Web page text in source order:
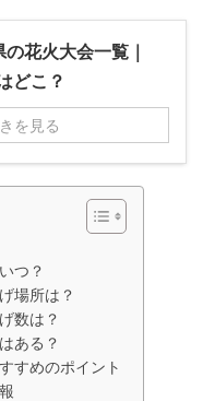
花火大会一覧｜
どこ？
を見る
つ？
場所は？
数は？
ある？
すめのポイント